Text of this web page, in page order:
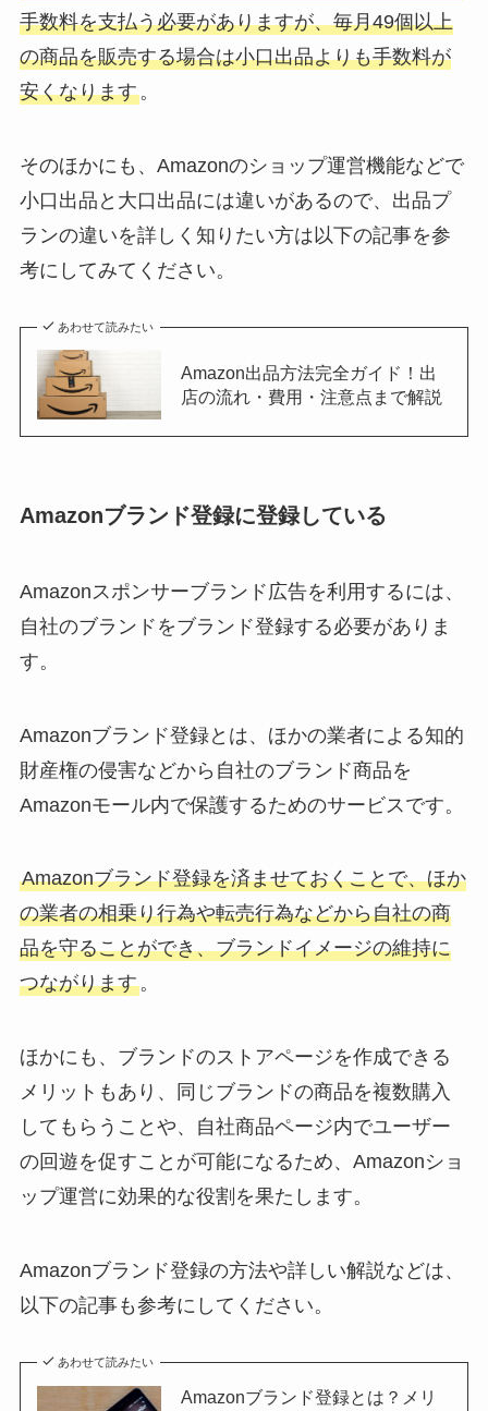
手数料を支払う必要がありますが、毎月49個以上
の商品を販売する場合は小口出品よりも手数料が
安くなります。
そのほかにも、Amazonのショップ運営機能などで
小口出品と大口出品には違いがあるので、出品プ
ランの違いを詳しく知りたい方は以下の記事を参
考にしてみてください。
あわせて読みたい
Amazon出品方法完全ガイド！出
店の流れ・費用・注意点まで解説
Amazonブランド登録に登録している
Amazonスポンサーブランド広告を利用するには、
自社のブランドをブランド登録する必要がありま
す。
Amazonブランド登録とは、ほかの業者による知的
財産権の侵害などから自社のブランド商品を
Amazonモール内で保護するためのサービスです。
Amazonブランド登録を済ませておくことで、ほか
の業者の相乗り行為や転売行為などから自社の商
品を守ることができ、ブランドイメージの維持に
つながります。
ほかにも、ブランドのストアページを作成できる
メリットもあり、同じブランドの商品を複数購入
してもらうことや、自社商品ページ内でユーザー
の回遊を促すことが可能になるため、Amazonショ
ップ運営に効果的な役割を果たします。
Amazonブランド登録の方法や詳しい解説などは、
以下の記事も参考にしてください。
あわせて読みたい
Amazonブランド登録とは？メリ